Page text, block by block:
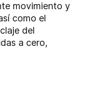
movimiento y
como el
del
a cero,